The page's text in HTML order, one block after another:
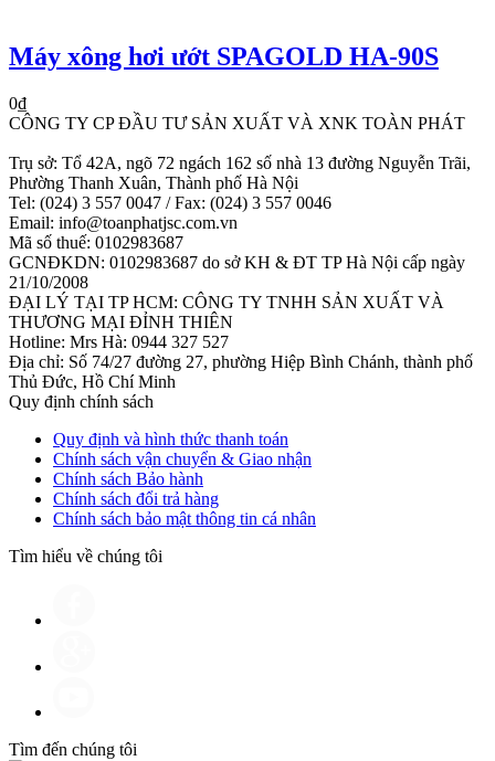
Máy xông hơi ướt SPAGOLD HA-90S
0₫
CÔNG TY CP ĐẦU TƯ SẢN XUẤT VÀ XNK TOÀN PHÁT
Trụ sở: Tổ 42A, ngõ 72 ngách 162 số nhà 13 đường Nguyễn Trãi,
Phường Thanh Xuân, Thành phố Hà Nội
Tel: (024) 3 557 0047 / Fax: (024) 3 557 0046
Email: info@toanphatjsc.com.vn
Mã số thuế: 0102983687
GCNĐKDN: 0102983687 do sở KH & ĐT TP Hà Nội cấp ngày
21/10/2008
ĐẠI LÝ TẠI TP HCM: CÔNG TY TNHH SẢN XUẤT VÀ
THƯƠNG MẠI ĐỈNH THIÊN
Hotline: Mrs Hà: 0944 327 527
Địa chỉ: Số 74/27 đường 27, phường Hiệp Bình Chánh, thành phố
Thủ Đức, Hồ Chí Minh
Quy định chính sách
Quy định và hình thức thanh toán
Chính sách vận chuyển & Giao nhận
Chính sách Bảo hành
Chính sách đổi trả hàng
Chính sách bảo mật thông tin cá nhân
Tìm hiểu về chúng tôi
Tìm đến chúng tôi